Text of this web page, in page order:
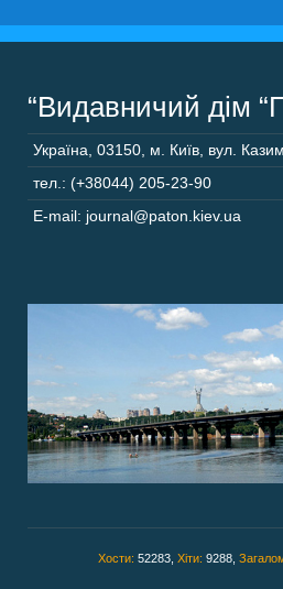
“Видавничий дім
Україна 03150 м. Київ, вул.
тел.: (+38044) 205-23-90
E-mail: journal@paton.kiev.ua
Хости: 52283, Хіти: 9288,